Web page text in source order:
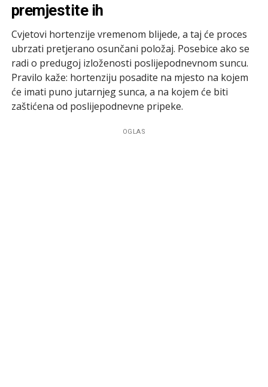
premjestite ih
Cvjetovi hortenzije vremenom blijede, a taj će proces
ubrzati pretjerano osunčani položaj. Posebice ako se
radi o predugoj izloženosti poslijepodnevnom suncu.
Pravilo kaže: hortenziju posadite na mjesto na kojem
će imati puno jutarnjeg sunca, a na kojem će biti
zaštićena od poslijepodnevne pripeke.
OGLAS